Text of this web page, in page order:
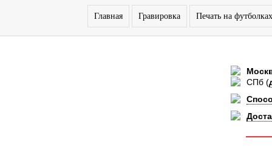
Главная Гравировка Печать на футболках
СПб (